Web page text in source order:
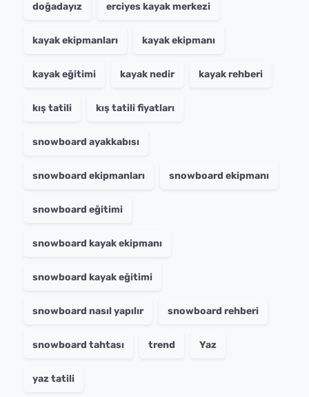
doğadayız erciyes kayak merkezi
kayak ekipmanları kayak ekipmanı
kayak eğitimi kayak nedir kayak rehberi
kış tatili kış tatili fiyatları
snowboard ayakkabısı
snowboard ekipmanları snowboard ekipmanı
snowboard eğitimi
snowboard kayak ekipmanı
snowboard kayak eğitimi
snowboard nasıl yapılır snowboard rehberi
snowboard tahtası trend Yaz
yaz tatili